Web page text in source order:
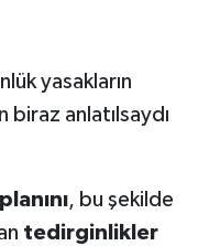
yasakların
anlatılsaydı
, bu şekilde
tedirginlikler